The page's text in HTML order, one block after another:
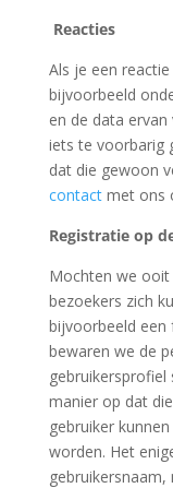
Reacties
Als je een
bijvoorbeeld
en de data
iets te voorbarig
dat die gewoon
contactmet ons
Registratie op
Mochten we ooit
bezoekers zich
bijvoorbeeld een
bewaren we de
gebruikersprofiel
manier op dat
gebruiker
worden. Het